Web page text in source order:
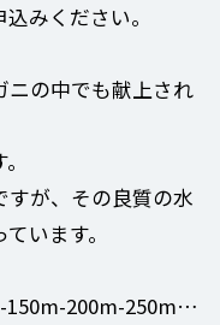
みください。
ニの中でも献上され
が、その良質の水
います。
150m-200m-250m…